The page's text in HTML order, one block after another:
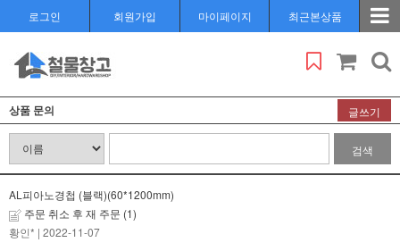
로그인 회원가입 마이페이지 최근본상품
상품 문의 글쓰기
검색
AL피아노경첩 (블랙)(60*1200mm)
주문 취소 후 재 주문 (1)
황인* | 2022-11-07